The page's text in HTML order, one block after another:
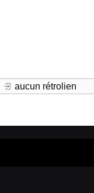
aucun rétrolien